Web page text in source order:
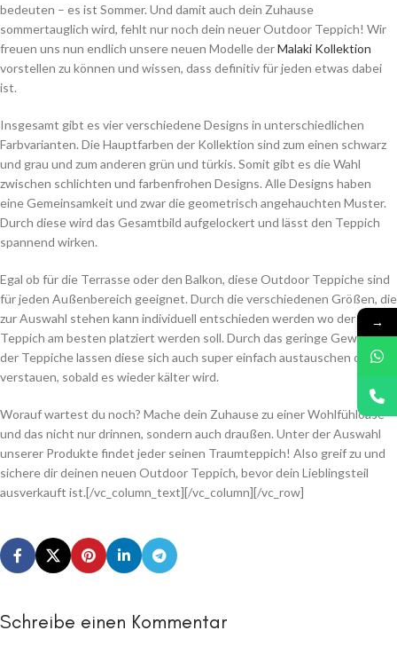
bedeuten – es ist Sommer. Und damit auch dein Zuhause
sommertauglich wird, fehlt nur noch dein neuer Outdoor Teppich! Wir
freuen uns nun endlich unsere neuen Modelle derMalaki Kollektion
vorstellen zu können und wissen, dass definitiv für jeden etwas dabei
ist.
Insgesamt gibt es vier verschiedene Designs in unterschiedlichen
Farbvarianten. Die Hauptfarben der Kollektion sind zum einen schwarz
und grau und zum anderen grün und türkis. Somit gibt es die Wahl
zwischen schlichten und farbenfrohen Designs. Alle Designs haben
eine Gemeinsamkeit und zwar die geometrisch angehauchten Muster.
Durch diese wird das Gesamtbild aufgelockert und lässt den Teppich
spannend wirken.
Egal ob für die Terrasse oder den Balkon, diese Outdoor Teppiche sind
für jeden Außenbereich geeignet. Durch die verschiedenen Größen, die
zur Auswahl stehen kann individuell entschieden werden wo der
Teppich am besten platziert werden soll. Durch das geringe Gewicht
der Teppiche lassen diese sich auch super einfach austauschen oder
verstauen, sobald es wieder kälter wird.
Worauf wartest du noch? Mache dein Zuhause zu einer Wohlfühloase
und das nicht nur drinnen, sondern auch draußen. Unter der Auswahl
unserer Produkte findet jeder seinen Traumteppich! Also greif zu und
sichere dir deinen neuen Outdoor Teppich, bevor dein Lieblingsteil
ausverkauft ist.[/vc_column_text][/vc_column][/vc_row]
Schreibe einen Kommentar
→